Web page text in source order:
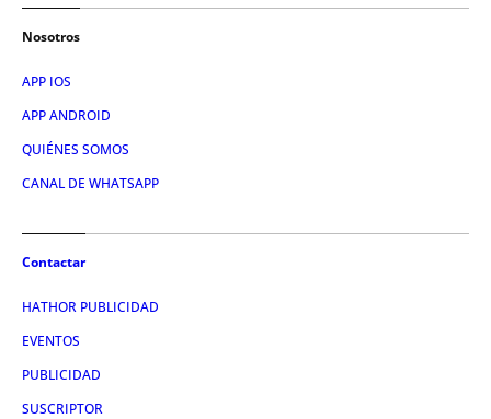
Nosotros
APP IOS
APP ANDROID
QUIÉNES SOMOS
CANAL DE WHATSAPP
Contactar
HATHOR PUBLICIDAD
EVENTOS
PUBLICIDAD
SUSCRIPTOR